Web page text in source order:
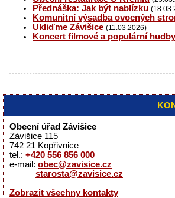
Přednáška: Jak být nablízku
Komunitní výsadba ovocných
Ukliďme Závišice (11.03.2026)
Koncert filmové a populární hudby
Obecní úřad Závišice
Závišice 115
742 21 Kopřivnice
tel.: +420 556 856 000
e-mail: obec@zavisice.cz
starosta@zavisice.cz
Zobrazit všechny kontakty